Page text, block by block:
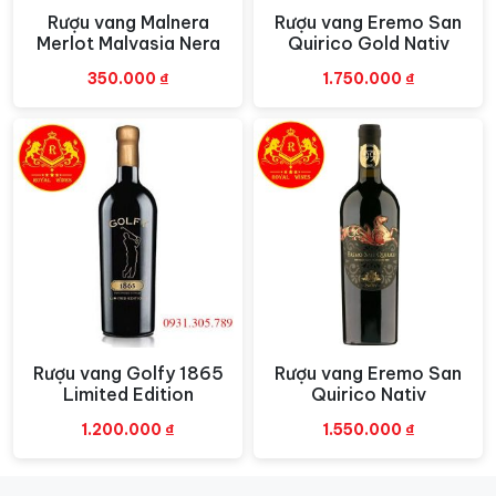
nho. Sau đó, rượu được lão hóa trong các thùng gỗ sồi
để phát triển thêm sự phức tạp và cân bằng.
Rượu vang
Cru Bourgeois Chateau Picard mang đến
một trải nghiệm hương vị phức tạp và đầy sức sống.
Với màu đỏ ruby sâu, chai vang này tỏa ra một hương
thơm tươi mát và phức hợp, làm say đắm người thưởng
thức từ lần đầu tiếp xúc.
Hương thảo mộc kết hợp với các loại trái cây đen như
mâm xôi và anh đào, tạo nên một hương vị dồi dào và
hấp dẫn. Sự kết hợp với các loại gia vị nhẹ nhàng làm
nổi bật thêm sự phức tạp của chai vang này, khiến cho
mỗi giọt rượu trở nên đặc biệt và đáng nhớ.
Xem nhanh
Rượu vang Malnera
Merlot Malvasia Nera
350.000 ₫
Xem nhanh
Rượu vang Eremo San
Quirico Gold Nativ
1.750.000 ₫
Xem nhanh
Rượu vang Golfy 1865
Limited Edition
1.200.000 ₫
Xem nhanh
Rượu vang Eremo San
Quirico Nativ
1.550.000 ₫